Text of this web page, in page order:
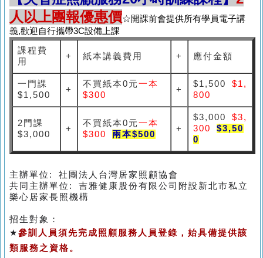
人以上團報優惠價☆開課前會提供所有學員電子講
義,歡迎自行攜帶3C設備上課
課程費
用
+ 紙本講義費用 + 應付金額
一門課
$1,500
+
不買紙本0元一本
$300
+
$1,500 $1,
800
2門課
$3,000
+
不買紙本0元一本
$300 兩本$500
+
$3,000 $3,
300 $3,50
0
主辦單位: 社團法人台灣居家照顧協會
共同主辦單位: 吉雅健康股份有限公司附設新北市私立
樂心居家長照機構
招生對象：
★參訓人員須先完成照顧服務人員登錄，始具備提供該
類服務之資格。